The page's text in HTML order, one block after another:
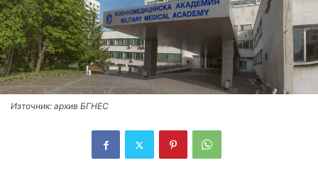
Източник: архив БГНЕС